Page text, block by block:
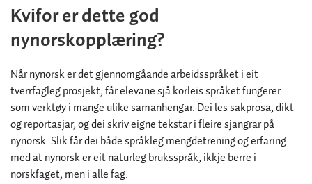
Kvifor er dette god
nynorskopplæring?
Når nynorsk er det gjennomgåande arbeidsspråket i eit
tverrfagleg prosjekt, får elevane sjå korleis språket fungerer
som verktøy i mange ulike samanhengar. Dei les sakprosa, dikt
og reportasjar, og dei skriv eigne tekstar i fleire sjangrar på
nynorsk. Slik får dei både språkleg mengdetrening og erfaring
med at nynorsk er eit naturleg bruksspråk, ikkje berre i
norskfaget, men i alle fag.